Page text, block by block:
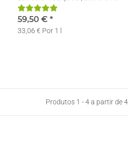
Gotas | 12x150ml
59,50 € *
33,06 € Por 1 l
Produtos 1 - 4 a partir de 4